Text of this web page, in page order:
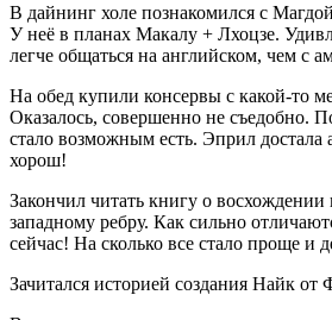
В дайнинг холе познакомился с
У неё в планах Макалу + Лхоцзе.
легче общаться на английском, чем с
На обед купили консервы с какой-то
Оказалось, совершенно не съедобно.
стало возможным есть. Эприл достала
хорош!
Закончил читать книгу о
западному ребру. Как сильно
сейчас! На сколько все стало проще и
Зачитался историей создания Найк от